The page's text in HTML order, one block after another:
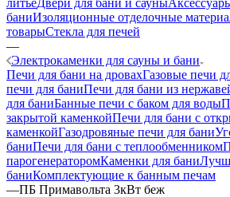
баниИзоляционные отделочные
товарыСтекла для печей
—
Электрокаменки для сауны и бани
Печи для бани на дровахГазовые печи
печи для баниПечи для бани из
для баниБанные печи с баком для воды
закрытой каменкойПечи для бани с
каменкойГазодровяные печи для бани
баниПечи для бани с теплообменником
парогенераторомКаменки для бани
баниКомплектующие к банным печам
—ПБ Примавольта 3кВт беж